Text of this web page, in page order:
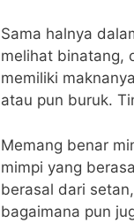
Sama halnya
melihat binatang,
memiliki
atau pun buruk.
Memang benar
mimpi yang
berasal dari
bagaimana pun